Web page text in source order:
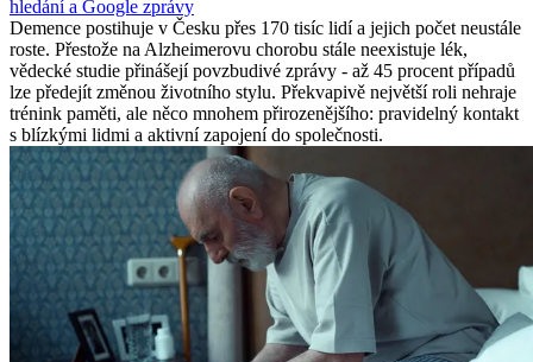
hledání a Google zprávy
Demence postihuje v Česku přes 170 tisíc lidí a jejich počet neustále
roste. Přestože na Alzheimerovu chorobu stále neexistuje lék,
vědecké studie přinášejí povzbudivé zprávy - až 45 procent případů
lze předejít změnou životního stylu. Překvapivě největší roli nehraje
trénink paměti, ale něco mnohem přirozenějšího: pravidelný kontakt
s blízkými lidmi a aktivní zapojení do společnosti.